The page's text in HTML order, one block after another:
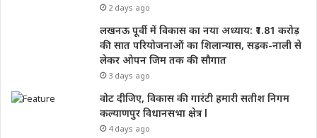
2 days ago
लखनऊ पूर्वी में विकास का नया अध्याय: ₹1.81 करोड़
की सात परियोजनाओं का शिलान्यास, सड़क-नाली से
लेकर ओपन जिम तक की सौगात
3 days ago
वोट दीजिए, विकास की गारंटी हमारी सतीश निगम
कल्याणपुर विधानसभा क्षेत्र l
4 days ago